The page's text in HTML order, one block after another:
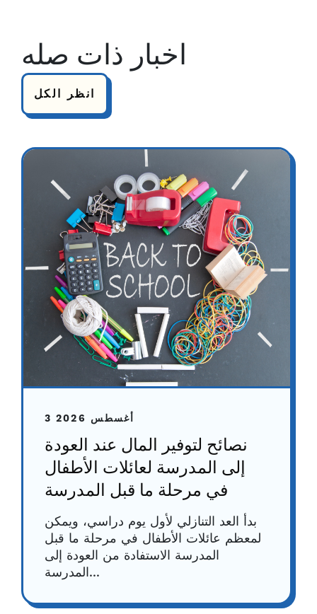
اخبار ذات صله
انظر الكل
3 أغسطس 2026
نصائح لتوفير المال عند العودة
إلى المدرسة لعائلات الأطفال
في مرحلة ما قبل المدرسة
بدأ العد التنازلي لأول يوم دراسي، ويمكن
لمعظم عائلات الأطفال في مرحلة ما قبل
المدرسة الاستفادة من العودة إلى
المدرسة...